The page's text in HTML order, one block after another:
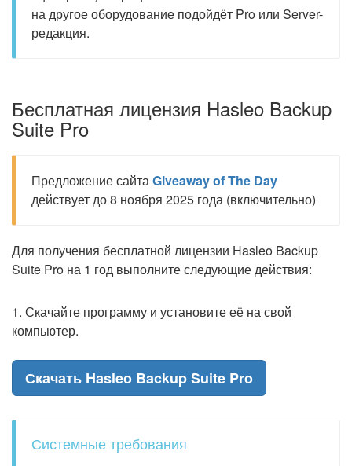
на другое оборудование подойдёт Pro или Server-
редакция.
Бесплатная лицензия Hasleo Backup
Suite Pro
Предложение сайтаGiveaway of The Day
действует до 8 ноября 2025 года (включительно)
Для получения бесплатной лицензии Hasleo Backup
Suite Pro на 1 год выполните следующие действия:
1. Скачайте программу и установите её на свой
компьютер.
Скачать Hasleo Backup Suite Pro
Системные требования